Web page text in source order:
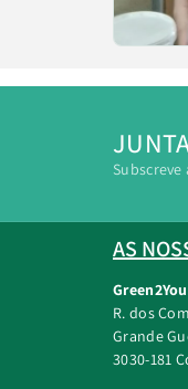
AS
Green2You
R. dos
Grande
3030-181